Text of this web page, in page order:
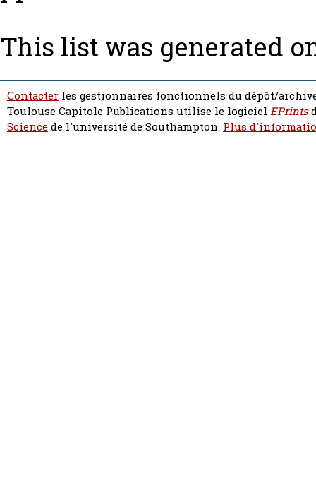
This list was generated
Contacter les gestionnaires fonctionnels du dépôt/
Toulouse Capitole Publications utilise le logiciel EPrints
Sciencede l'université de Southampton. Plus